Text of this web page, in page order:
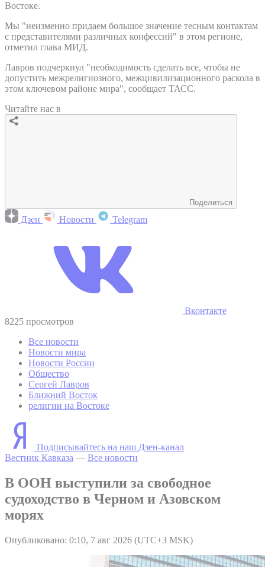
Востоке.
Мы "неизменно придаем большое значение тесным контактам
с представителями различных конфессий" в этом регионе,
отметил глава МИД.
Лавров подчеркнул "необходимость сделать все, чтобы не
допустить межрелигиозного, межцивилизационного раскола в
этом ключевом районе мира", сообщает ТАСС.
Читайте нас в
Поделиться
Дзен Новости Telegram
Вконтакте
8225 просмотров
Все новости
Новости мира
Новости России
Общество
Сергей Лавров
Ближний Восток
религии на Востоке
Подписывайтесь на наш Дзен-канал
Вестник Кавказа — Все новости
В ООН выступили за свободное
судоходство в Черном и Азовском
морях
Опубликовано: 0:10, 7 авг 2026 (UTC+3 MSK)